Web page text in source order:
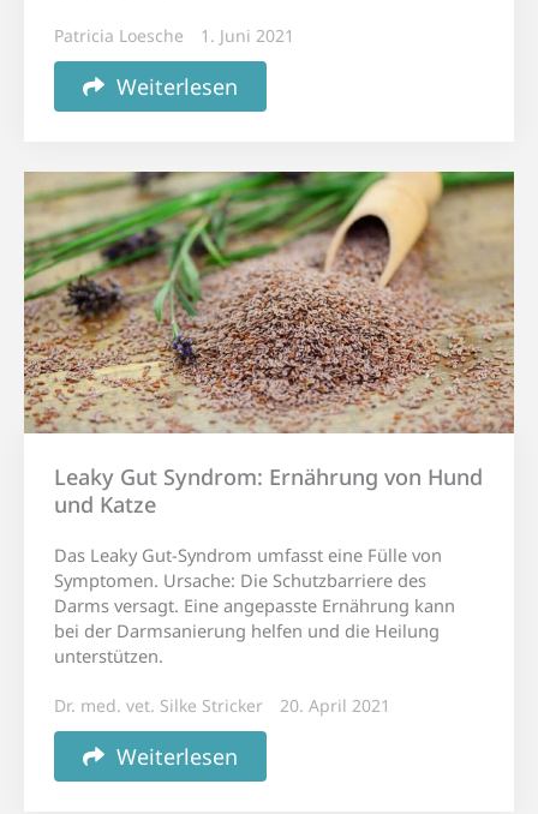
Patricia Loesche 1. Juni 2021
Weiterlesen
Leaky Gut Syndrom: Ernährung von Hund
und Katze
Das Leaky Gut-Syndrom umfasst eine Fülle von
Symptomen. Ursache: Die Schutzbarriere des
Darms versagt. Eine angepasste Ernährung kann
bei der Darmsanierung helfen und die Heilung
unterstützen.
Dr. med. vet. Silke Stricker 20. April 2021
Weiterlesen